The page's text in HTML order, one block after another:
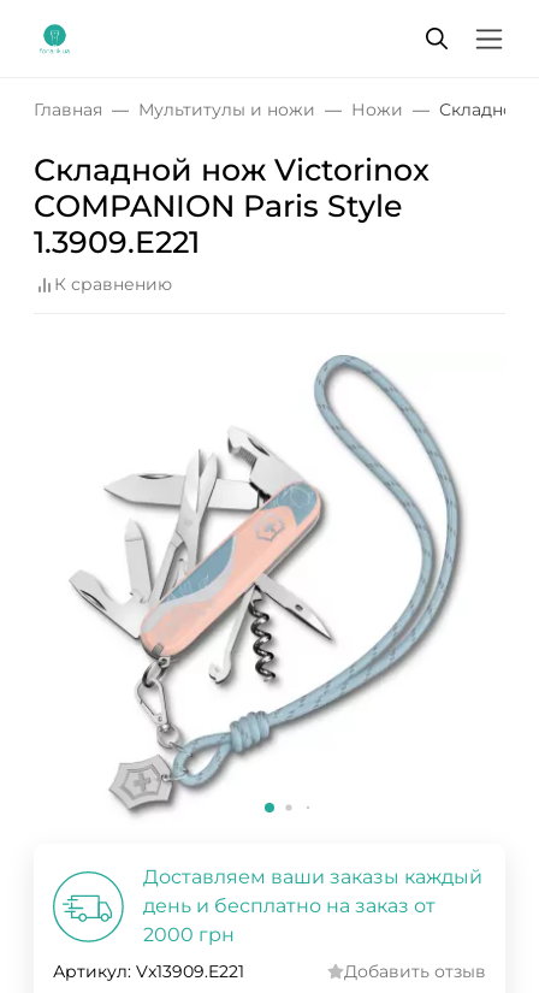
Главная Мультитулы и ножи Ножи Складной
Складной нож Victorinox
COMPANION Paris Style
1.3909.E221
К сравнению
Доставляем ваши заказы каждый
день и бесплатно на заказ от
2000 грн
Артикул: Vx13909.E221 Добавить отзыв